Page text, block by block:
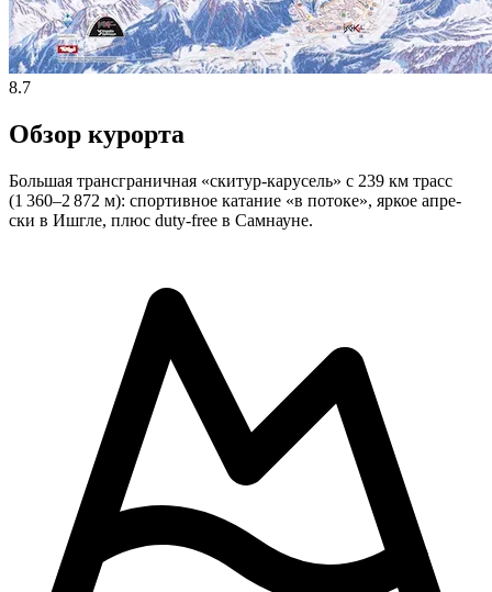
8.7
Обзор курорта
Большая трансграничная «скитур‑карусель» с 239 км трасс
(1 360–2 872 м): спортивное катание «в потоке», яркое апре-
ски в Ишгле, плюс duty-free в Самнауне.